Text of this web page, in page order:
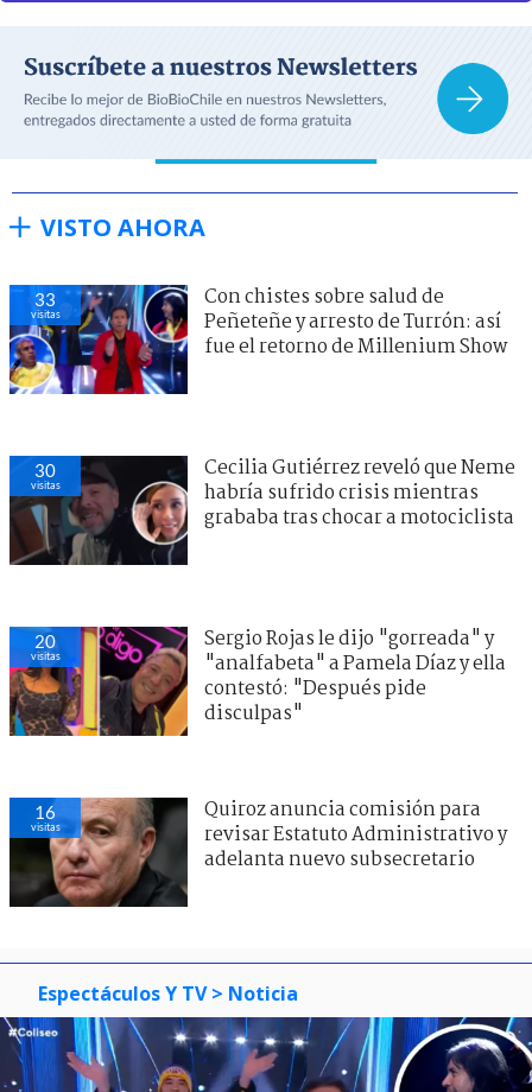
VISTO AHORA
33
visitas
Con chistes sobre salud de
Peñeteñe y arresto de Turrón: así
fue el retorno de Millenium Show
30
visitas
Cecilia Gutiérrez reveló que Neme
habría sufrido crisis mientras
grababa tras chocar a motociclista
20
visitas
Sergio Rojas le dijo "gorreada" y
"analfabeta" a Pamela Díaz y ella
contestó: "Después pide
disculpas"
16
visitas
Quiroz anuncia comisión para
revisar Estatuto Administrativo y
adelanta nuevo subsecretario
Espectáculos Y TV > Noticia